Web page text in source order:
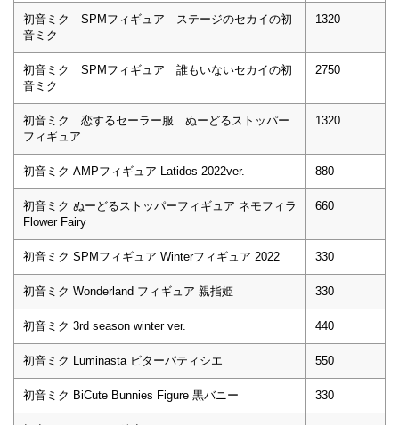
初音ミク SPMフィギュア ステージのセカイの初
音ミク
1320
初音ミク SPMフィギュア 誰もいないセカイの初
音ミク
2750
初音ミク 恋するセーラー服 ぬーどるストッパー
フィギュア
1320
初音ミク AMPフィギュア Latidos 2022ver. 880
初音ミク ぬーどるストッパーフィギュア ネモフィラ
Flower Fairy
660
初音ミク SPMフィギュア Winterフィギュア 2022 330
初音ミク Wonderland フィギュア 親指姫 330
初音ミク 3rd season winter ver. 440
初音ミク Luminasta ビターパティシエ 550
初音ミク BiCute Bunnies Figure 黒バニー 330